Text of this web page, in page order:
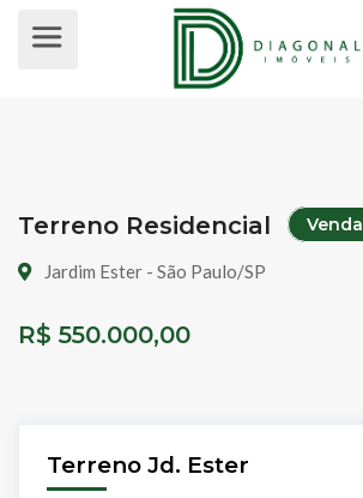
Terreno Residencial Venda
Jardim Ester - São Paulo/SP
R$ 550.000,00
Terreno Jd. Ester